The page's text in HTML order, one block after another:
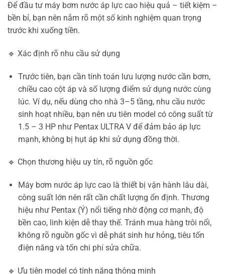
Để đầu tư máy bơm nước áp lực cao hiệu quả – tiết kiệm –
bền bỉ, bạn nên nắm rõ một số kinh nghiệm quan trọng
trước khi xuống tiền.
🔹 Xác định rõ nhu cầu sử dụng
Trước tiên, bạn cần tính toán lưu lượng nước cần bơm,
chiều cao cột áp và số lượng điểm sử dụng nước cùng
lúc. Ví dụ, nếu dùng cho nhà 3–5 tầng, nhu cầu nước
sinh hoạt nhiều, bạn nên ưu tiên model có công suất từ
1.5 – 3 HP như Pentax ULTRA V để đảm bảo áp lực
mạnh, không bị hụt áp khi sử dụng đồng thời.
🔹 Chọn thương hiệu uy tín, rõ nguồn gốc
Máy bơm nước áp lực cao là thiết bị vận hành lâu dài,
công suất lớn nên rất cần chất lượng ổn định. Thương
hiệu như Pentax (Ý) nổi tiếng nhờ động cơ mạnh, độ
bền cao, linh kiện dễ thay thế. Tránh mua hàng trôi nổi,
không rõ nguồn gốc vì dễ phát sinh hư hỏng, tiêu tốn
điện năng và tốn chi phí sửa chữa.
🔹 Ưu tiên model có tính năng thông minh